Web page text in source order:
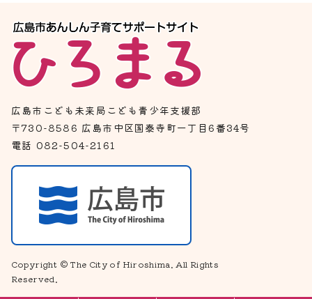
広島市こども未来局こども青少年支援部
〒730-8586 広島市中区国泰寺町一丁目6番34号
電話 082-504-2161
Copyright © The City of Hiroshima. All Rights
Reserved.